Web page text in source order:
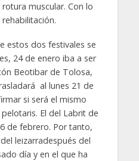
muscular. Con lo
estos dos festivales se
24 de enero iba a ser
Beotibar de Tolosa,
al lunes 21 de
si será el mismo
El del Labrit de
de febrero. Por tanto,
leizarradespués del
día y en el que ha